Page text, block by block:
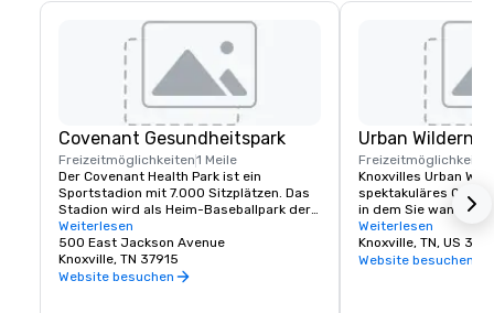
Covenant Gesundheitspark
Freizeitmöglichkeiten1 Meile
Der Covenant Health Park ist ein
Sportstadion mit 7.000 Sitzplätzen. Das
Stadion wird als Heim-Baseballpark der
Double-A Knoxville Smokies der Southern
League, der Double-A-
Tochtergesellschaft der Chicago Cubs,
und One Knoxville SC, einer
Weiterlesen
500 East Jackson Avenue
Knoxville, TN 37915
Website besuchen
Urban
Freizeitmöglichkeiten
Knoxvilles Urban
spektakuläres
in dem Sie wandern,
paddeln oder
spazieren gehen
Herzen der Stadt.
Weiterlesen
Knoxville, TN, US
Website besuchen